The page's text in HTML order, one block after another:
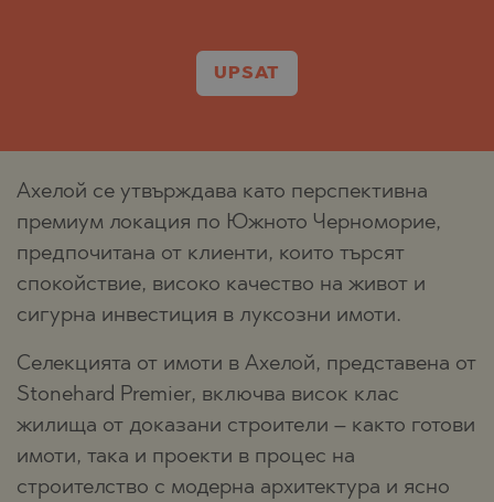
UPSAT
Ахелой се утвърждава като перспективна
премиум локация по Южното Черноморие,
предпочитана от клиенти, които търсят
спокойствие, високо качество на живот и
сигурна инвестиция в луксозни имоти.
Селекцията от имоти в Ахелой, представена от
Stonehard Premier, включва висок клас
жилища от доказани строители – както готови
имоти, така и проекти в процес на
строителство с модерна архитектура и ясно